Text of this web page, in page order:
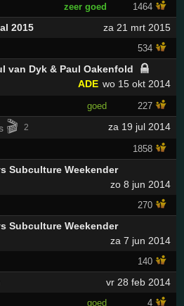
zeer goed 1464
2015 za 21 mrt 2015
534
van Dyk & Paul Oakenfold
wo 15 okt 2014
ADE
goed 227
🎬 2 za 19 jul 2014
1858
Subculture Weekender
zo 8 jun 2014
270
Subculture Weekender
za 7 jun 2014
140
vr 28 feb 2014
goed 4